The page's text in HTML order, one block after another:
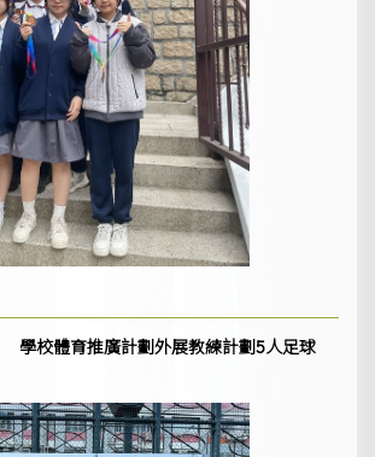
學校體育推廣計劃外展教練計劃5人足球